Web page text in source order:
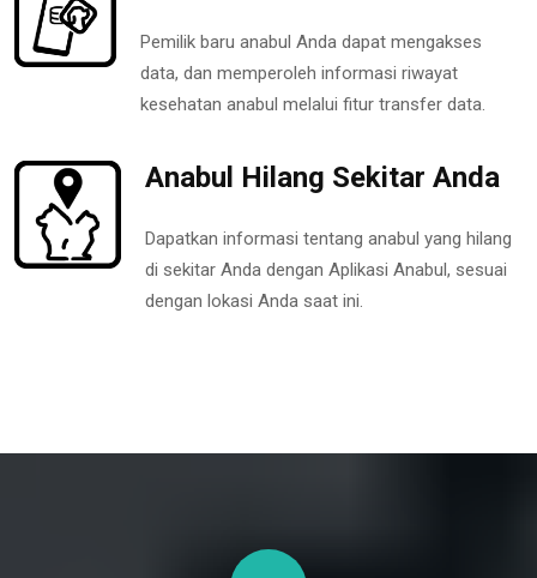
Pemilik baru anabul Anda dapat mengakses
data, dan memperoleh informasi riwayat
kesehatan anabul melalui fitur transfer data.
Anabul Hilang Sekitar Anda
Dapatkan informasi tentang anabul yang hilang
di sekitar Anda dengan Aplikasi Anabul, sesuai
dengan lokasi Anda saat ini.